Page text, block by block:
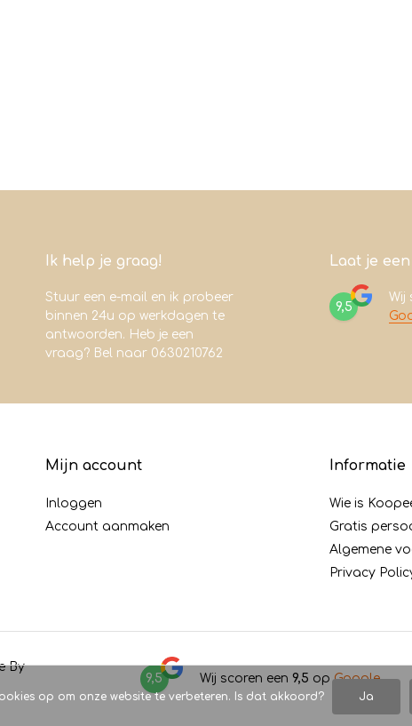
Ik help je graag!
Stuur een e-mail en ik probeer
binnen 24u op werkdagen te
antwoorden. Heb je een
vraag? Bel naar 0630210762
Laat je
9,5
Wij
Mijn account
Inloggen
Account aanmaken
Informatie
Wie is
Gratis
Algemene
Privacy
By
9,5 Wij scoren een 9,5 opGoogle
op om onze website te verbeteren. Is dat akkoord? Ja